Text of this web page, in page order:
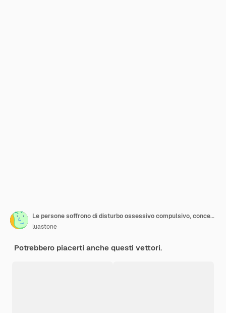
Le persone soffrono di disturbo ossessivo compulsivo, concetto di disturbo ossessivo compulsivo, stato di disorientamento, nevrosi nelle donne e negli uomini, stato di frustrazione, problemi mentali. Illustrazione vettoriale in stile piatto
luastone
Potrebbero piacerti anche questi vettori.